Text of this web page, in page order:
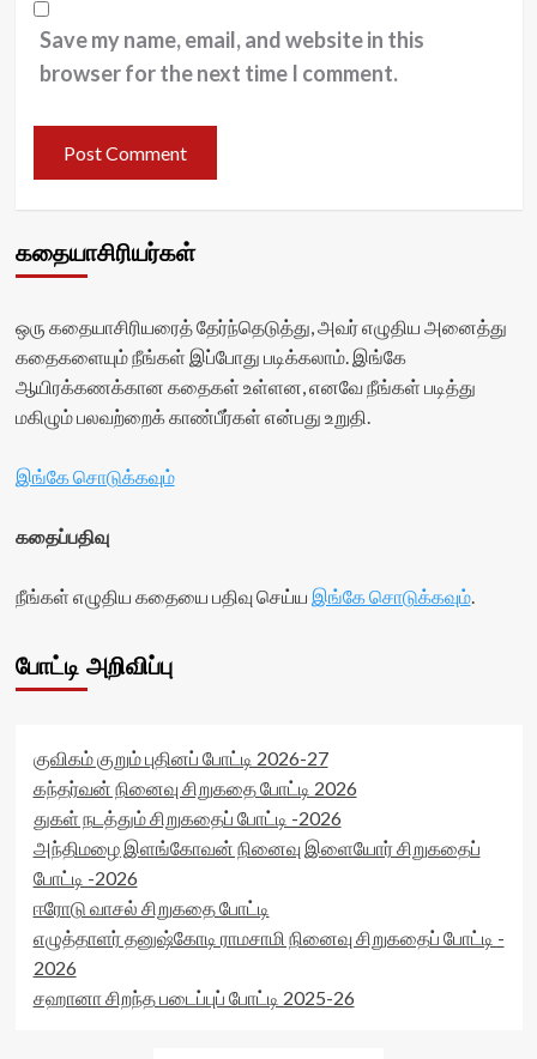
Save my name, email, and website in this
browser for the next time I comment.
கதையாசிரியர்கள்
ஒரு கதையாசிரியரைத் தேர்ந்தெடுத்து, அவர் எழுதிய அனைத்து
கதைகளையும் நீங்கள் இப்போது படிக்கலாம். இங்கே
ஆயிரக்கணக்கான கதைகள் உள்ளன, எனவே நீங்கள் படித்து
மகிழும் பலவற்றைக் காண்பீர்கள் என்பது உறுதி.
இங்கே சொடுக்கவும்
கதைப்பதிவு
நீங்கள் எழுதிய கதையை பதிவு செய்ய இங்கே சொடுக்கவும்.
போட்டி அறிவிப்பு
குவிகம் குறும் புதினப் போட்டி 2026-27
கந்தர்வன் நினைவு சிறுகதை போட்டி 2026
துகள் நடத்தும் சிறுகதைப் போட்டி -2026
அந்திமழை இளங்கோவன் நினைவு இளையோர் சிறுகதைப்
போட்டி -2026
ஈரோடு வாசல் சிறுகதை போட்டி
எழுத்தாளர் தனுஷ்கோடி ராமசாமி நினைவு சிறுகதைப் போட்டி -
2026
சஹானா சிறந்த படைப்புப் போட்டி 2025-26